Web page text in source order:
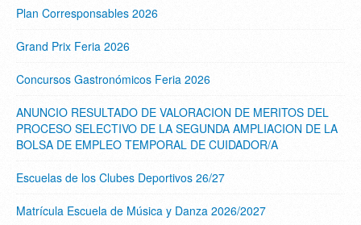
Plan Corresponsables 2026
Grand Prix Feria 2026
Concursos Gastronómicos Feria 2026
ANUNCIO RESULTADO DE VALORACION DE MERITOS DEL
PROCESO SELECTIVO DE LA SEGUNDA AMPLIACION DE LA
BOLSA DE EMPLEO TEMPORAL DE CUIDADOR/A
Escuelas de los Clubes Deportivos 26/27
Matrícula Escuela de Música y Danza 2026/2027